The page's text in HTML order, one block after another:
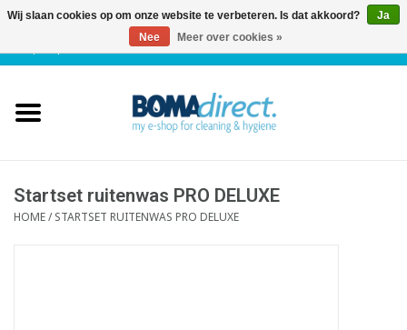
Klantenservice
Startset ruitenwas PRO DELUXE
HOME/STARTSET RUITENWAS PRO DELUXE
Wij slaan cookies op om onze website te verbeteren. Is dat akkoord?
Ja
Nee
Meer over cookies »